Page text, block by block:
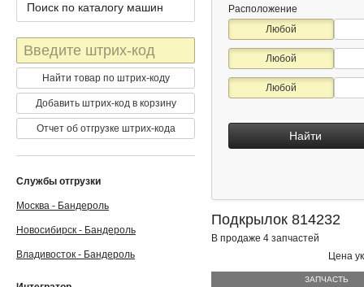
Расположение
Любой
Любой
Любой
Найти
Подкрылок 814232
В продаже 4 запчастей
Цена
ЗАПЧАСТЬ
Поиск по каталогу машин
Штрих-
код
Найти товар по штрих-коду
Добавить штрих-код в корзину
Отчет об отгрузке штрих-кода
Службы отгрузки
Москва - Бандероль
Новосибирск - Бандероль
Владивосток - Бандероль